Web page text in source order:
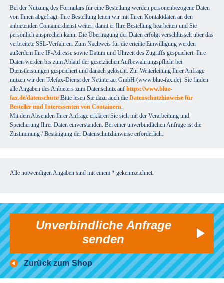
Bei der Nutzung des Formulars für eine Bestellung werden personenbezogene Daten
von Ihnen abgefragt. Ihre Bestellung leiten wir mit Ihren Kontaktdaten an den
anbietenden Containerdienst weiter, damit er Ihre Bestellung bearbeiten und Sie
persönlich ansprechen kann. Die Übertragung der Daten erfolgt verschlüsselt über das
verbreitete SSL-Verfahren. Zum Nachweis für die erteilte Einwilligung werden
außerdem Ihre IP-Adresse sowie Datum und Uhrzeit des Zugriffs gespeichert. Ihre
Daten werden bis zum Ablauf der gesetzlichen Aufbewahrungspflicht bei
Dienstleistungen gespeichert und danach gelöscht. Zur Weiterleitung Ihrer Anfrage
nutzen wir den Telefax-Dienst der Netinteract GmbH (www.blue-fax.de). Sie finden
alle Angaben des Anbieters zum Datenschutz auf https://www.blue-
fax.de/datenschutz/.Bitte lesen Sie dazu auch die Datenschutzhinweise für
Besteller und Interessenten von Containern.
Mit dem Absenden Ihrer Anfrage erklären Sie sich mit der Verarbeitung und
Speicherung Ihrer Daten einverstanden. Bei einer unverbindlichen Anfrage ist die
Zustimmung / Bestätigung der Datenschutzhinweise erforderlich.
Alle notwendigen Angaben sind mit einem * gekennzeichnet.
Zurück zum Shop
Unverbindliche Anfrage
senden